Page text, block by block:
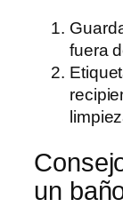
fuera
un